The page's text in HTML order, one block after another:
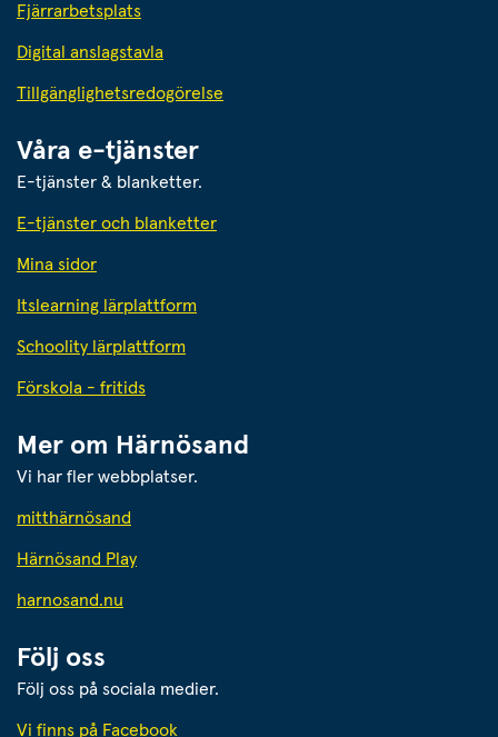
Fjärrarbetsplats
Digital anslagstavla
Tillgänglighetsredogörelse
Våra e-tjänster
E-tjänster & blanketter.
E-tjänster och blanketter
Mina sidor
Itslearning lärplattform
Schoolity lärplattform
Förskola - fritids
Mer om Härnösand
Vi har fler webbplatser.
mitthärnösand
Härnösand Play
harnosand.nu
Följ oss
Följ oss på sociala medier.
Vi finns på Facebook